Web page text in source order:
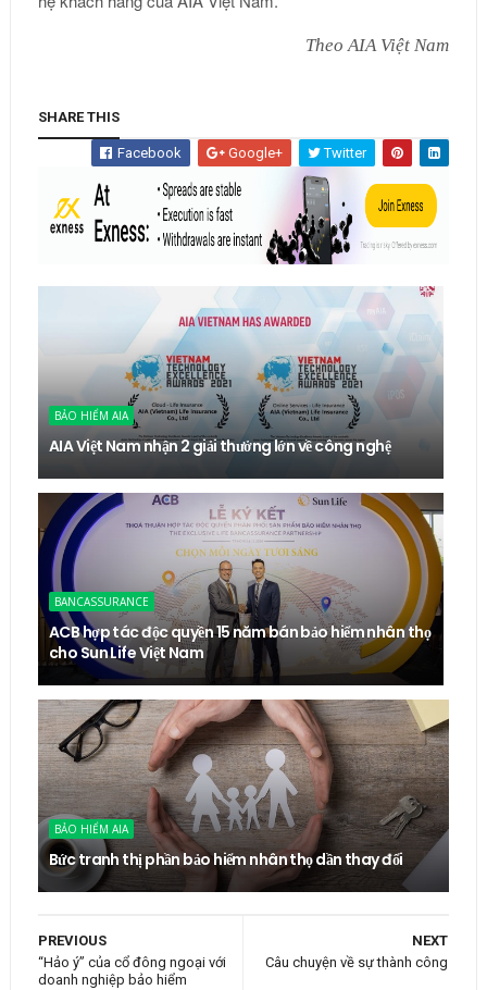
Theo AIA Việt Nam
SHARE THIS
Facebook Google+ Twitter
BẢO HIỂM AIA
AIA Việt Nam nhận 2 giải thưởng lớn về công nghệ
BANCASSURANCE
ACB hợp tác độc quyền 15 năm bán bảo hiểm nhân thọ
cho Sun Life Việt Nam
BẢO HIỂM AIA
Bức tranh thị phần bảo hiểm nhân thọ dần thay đổi
NEXT
Câu chuyện về sự thành công
PREVIOUS
“Hảo ý” của cổ đông ngoại với
doanh nghiệp bảo hiểm